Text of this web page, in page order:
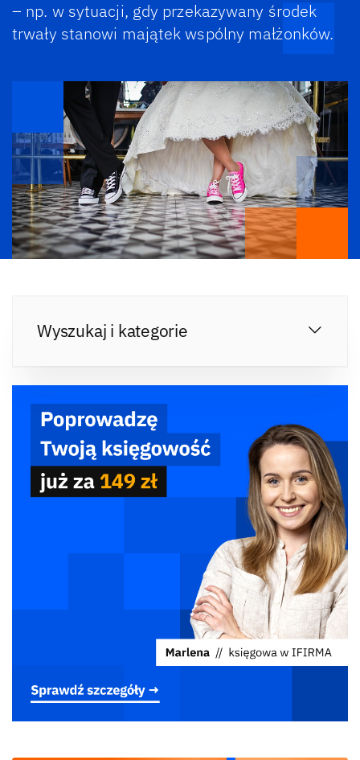
– np. w sytuacji, gdy przekazywany środek
trwały stanowi majątek wspólny małżonków.
Wyszukaj i kategorie